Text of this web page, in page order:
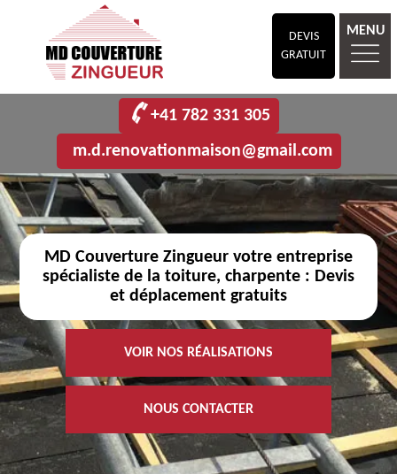
DEVIS
GRATUIT
MENU
+41 782 331 305
m.d.renovationmaison@gmail.com
MD Couverture Zingueur votre entreprise
spécialiste de la toiture, charpente : Devis
et déplacement gratuits
VOIR NOS RÉALISATIONS
NOUS CONTACTER